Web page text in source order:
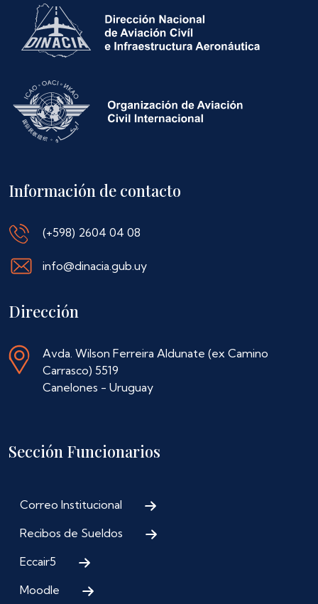
Información de contacto
(+598) 2604 04 08
info@dinacia.gub.uy
Dirección
Avda. Wilson Ferreira Aldunate (ex Camino
Carrasco) 5519
Canelones - Uruguay
Sección Funcionarios
Correo Institucional
Recibos de Sueldos
Eccair5
Moodle